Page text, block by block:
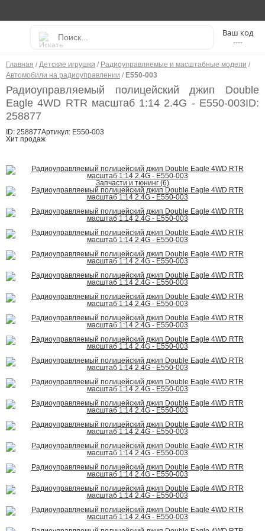
----
Главная / Детские игрушки / Радиоуправляемые и масштабные модели /
Автомобили на радиоуправлении / E550-003
Радиоуправляемый полицейский джип Double
Eagle 4WD RTR масштаб 1:14 2.4G - E550-003ID:
258877
ID: 258877Артикул: E550-003
Хит продаж
Запчасти и тюнинг (6)